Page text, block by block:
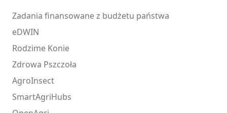
Zadania finansowane z budżetu państwa
eDWIN
Rodzime Konie
Zdrowa Pszczoła
AgroInsect
SmartAgriHubs